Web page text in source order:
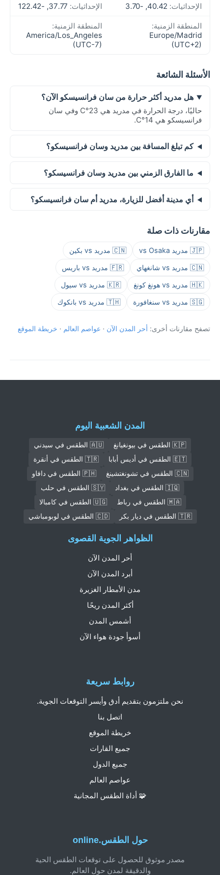
الإحداثيات: الإحداثيات:
المنطقة الزمنية:
Europe/Madrid
(UTC+2)
المنطقة الزمنية:
America/Los_Angeles
(UTC-7)
الأسئلة الشائعة
هل مدريد أكثر حرارة من سان فرانسيسكو الآن؟
حاليًا، درجة الحرارة في مدريد هي 23°C وفي سان
فرانسيسكو هي 14°C.
كم تبلغ المسافة بين مدريد وسان فرانسيسكو؟
ما الفارق الزمني بين مدريد وسان فرانسيسكو؟
أي مدينة أفضل للزيارة، مدريد أم سان فرانسيسكو؟
مقارنات ذات صلة
🇯🇵 مدريد vs Osaka 🇨🇳 مدريد vs بكين
🇨🇳 مدريد vs شانغهاي 🇫🇷 مدريد vs باريس
🇭🇰 مدريد vs هونغ كونغ 🇰🇷 مدريد vs سيول
🇸🇬 مدريد vs سنغافورة 🇹🇭 مدريد vs بانكوك
تصفح مقارنات أخرى: أحر المدن الآن · عواصم العالم · خريطة الموقع
المدن الشعبية اليوم
🇰🇵 الطقس في بيونغيانغ
🇦🇺 الطقس في سيدني
🇪🇹 الطقس في أديس أبابا
🇹🇷 الطقس في أنقرة
🇨🇳 الطقس في تشونغتشينغ
🇵🇭 الطقس في دافاو
🇮🇶 الطقس في بغداد
🇸🇾 الطقس في حلب
🇲🇦 الطقس في رباط
🇺🇬 الطقس في كامبالا
🇹🇷 الطقس في ديار بكر
🇨🇩 الطقس في لوبومباشي
حول الطقس.online
مصدر موثوق للحصول على توقعات الطقس الحية
والدقيقة لمدن حول العالم.
روابط سريعة
نحن ملتزمون بتقديم أدق وأيسر التوقعات الجوية.
اتصل بنا
خريطة الموقع
جميع القارات
جميع الدول
عواصم العالم
🧩 أداة الطقس المجانية
الظواهر الجوية القصوى
أحر المدن الآن
أبرد المدن الآن
مدن الأمطار الغزيرة
أكثر المدن ريحًا
أشمس المدن
أسوأ جودة هواء الآن